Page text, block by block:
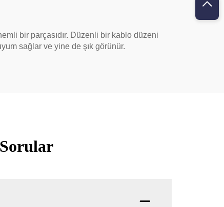
bir parçasıdır. Düzenli bir kablo düzeni
sağlar ve yine de şık görünür.